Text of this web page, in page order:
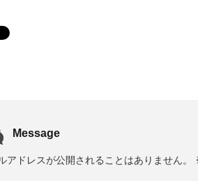
Message
アドレスが公開されることはありません。